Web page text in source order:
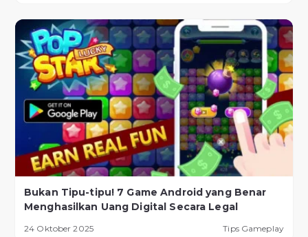
Bukan Tipu-tipu! 7 Game Android yang Benar
Menghasilkan Uang Digital Secara Legal
24 Oktober 2025 Tips Gameplay